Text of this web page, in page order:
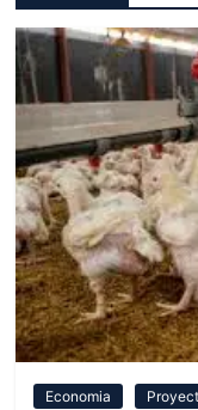
Economia